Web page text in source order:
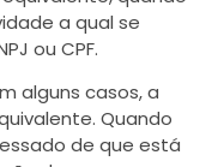
a qual se
ou CPF.
alguns casos, a
Quando
de que está